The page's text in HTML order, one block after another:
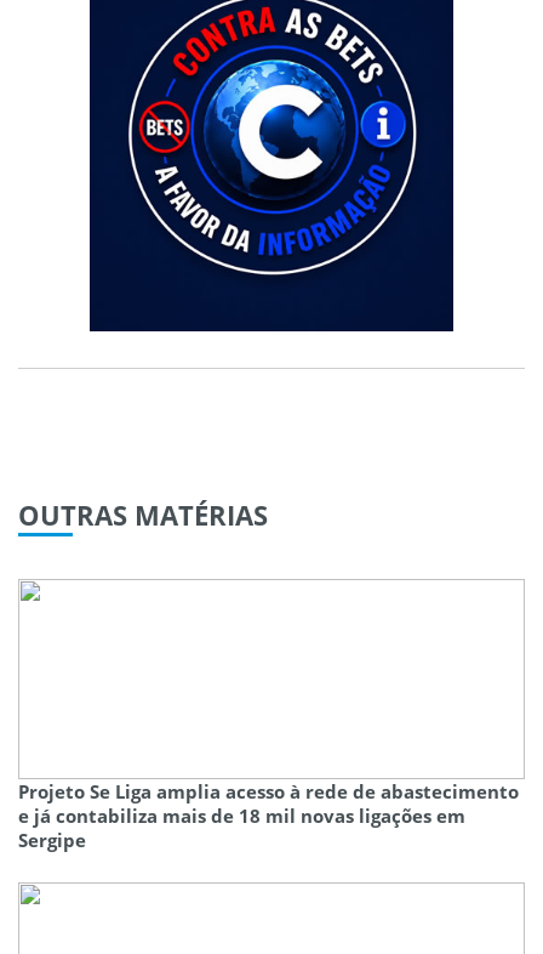
OUTRAS MATÉRIAS
Projeto Se Liga amplia acesso à rede de abastecimento
e já contabiliza mais de 18 mil novas ligações em
Sergipe